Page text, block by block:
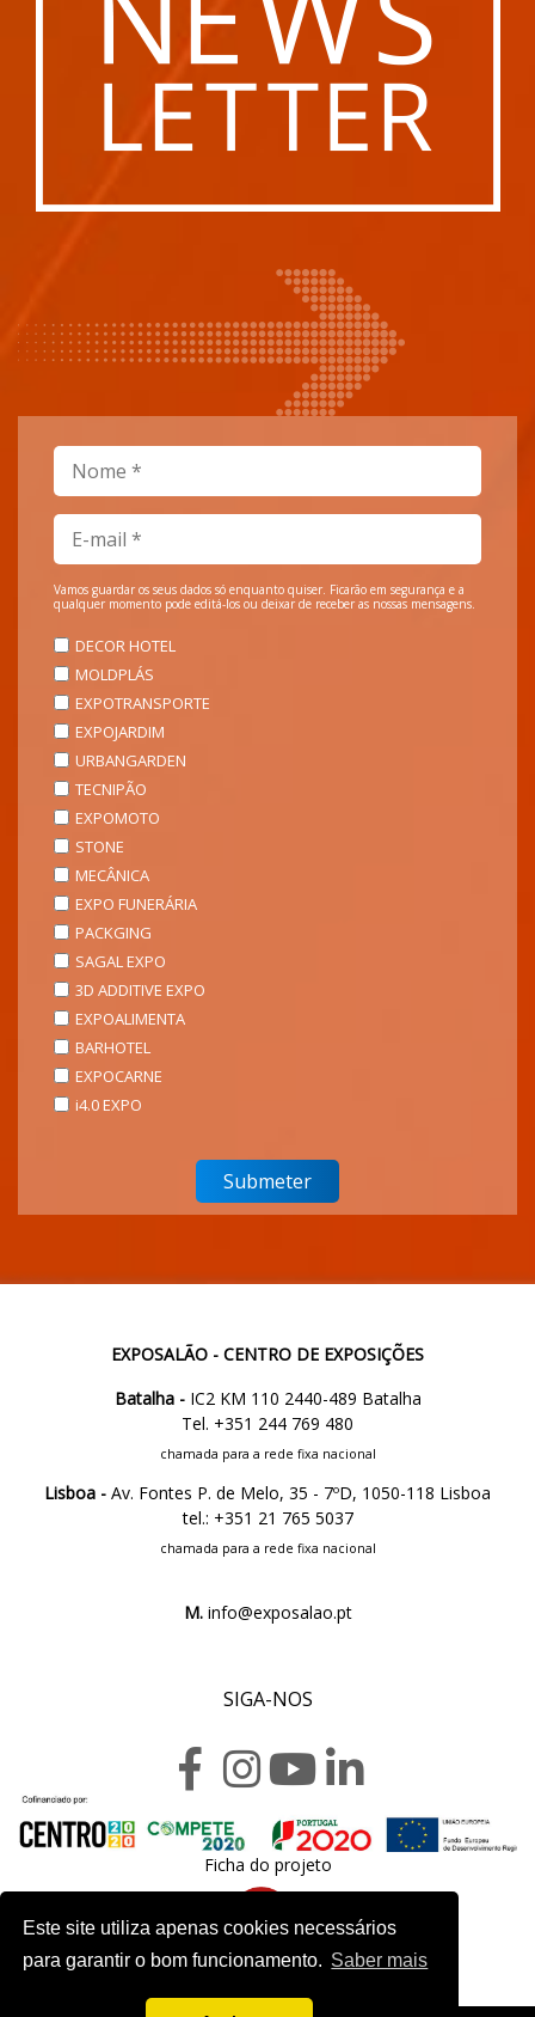
Este site utiliza apenas cookies necessários
para garantir o bom funcionamento. Saber mais
Vamos guardar os seus dados só enquanto quiser. Ficarão em segurança e a
qualquer momento pode editá-los ou deixar de receber as nossas mensagens.
DECOR HOTEL
MOLDPLÁS
EXPOTRANSPORTE
EXPOJARDIM
URBANGARDEN
TECNIPÃO
EXPOMOTO
STONE
MECÂNICA
EXPO FUNERÁRIA
PACKGING
SAGAL EXPO
3D ADDITIVE EXPO
EXPOALIMENTA
BARHOTEL
EXPOCARNE
i4.0 EXPO
EXPOSALÃO - CENTRO DE EXPOSIÇÕES
Batalha -IC2 KM 110 2440-489 Batalha
Tel. +351 244 769 480
chamada para a rede fixa nacional
Lisboa - Av. Fontes P. de Melo, 35 - 7ºD, 1050-118 Lisboa
tel.: +351 21 765 5037
chamada para a rede fixa nacional
M.info@exposalao.pt
SIGA-NOS
Ficha do projeto